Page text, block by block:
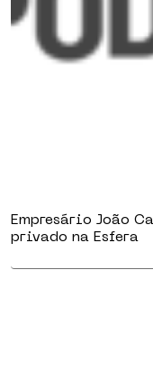
Empresário João
privado na Esfera